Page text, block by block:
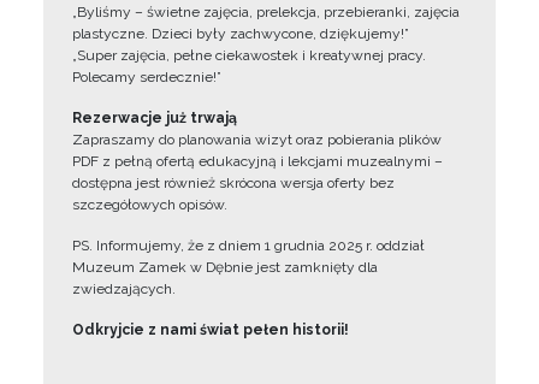
„Byliśmy – świetne zajęcia, prelekcja, przebieranki, zajęcia
plastyczne. Dzieci były zachwycone, dziękujemy!”
„Super zajęcia, pełne ciekawostek i kreatywnej pracy.
Polecamy serdecznie!”
Rezerwacje już trwają
Zapraszamy do planowania wizyt oraz pobierania plików
PDF z pełną ofertą edukacyjną i lekcjami muzealnymi –
dostępna jest również skrócona wersja oferty bez
szczegółowych opisów.
PS. Informujemy, że z dniem 1 grudnia 2025 r. oddział
Muzeum Zamek w Dębnie jest zamknięty dla
zwiedzających.
Odkryjcie z nami świat pełen historii!